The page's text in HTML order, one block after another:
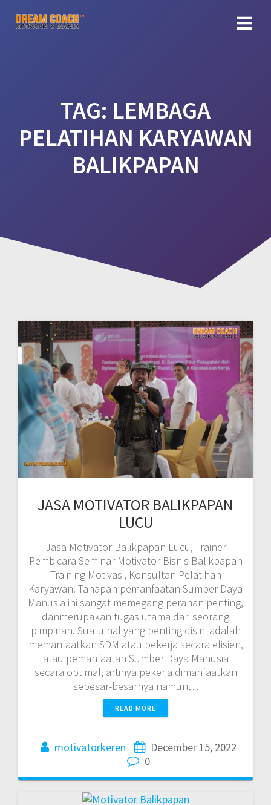
TAG: LEMBAGA
PELATIHAN KARYAWAN
BALIKPAPAN
JASA MOTIVATOR BALIKPAPAN
LUCU
Jasa Motivator Balikpapan Lucu, Trainer
Pembicara Seminar Motivator Bisnis Balikpapan
Training Motivasi, Konsultan Pelatihan
Karyawan. Tahapan pemanfaatan Sumber Daya
Manusia ini sangat memegang peranan penting,
danmerupakan tugas utama dari seorang
pimpinan. Suatu hal yang penting disini adalah
memanfaatkan SDM atau pekerja secara efisien,
atau pemanfaatan Sumber Daya Manusia
secara optimal, artinya pekerja dimanfaatkan
sebesar-besarnya namun…
READ MORE
motivatorkeren
December 15, 2022
0